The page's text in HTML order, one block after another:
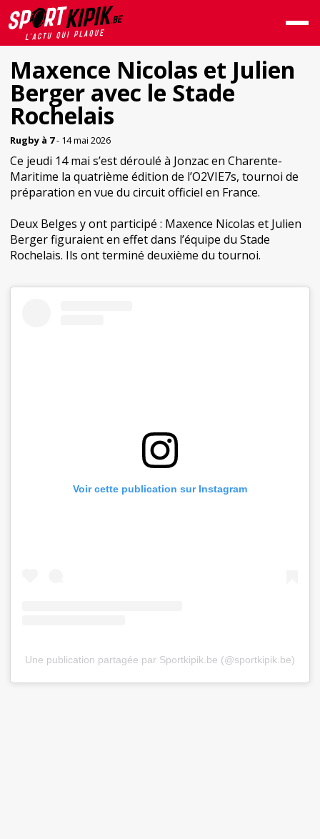
Maxence Nicolas et Julien
Berger avec le Stade
Rochelais
Rugby à 7- 14 mai 2026
Ce jeudi 14 mai s’est déroulé à Jonzac en Charente-
Maritime la quatrième édition de l’O2VIE7s, tournoi de
préparation en vue du circuit officiel en France.
Deux Belges y ont participé : Maxence Nicolas et Julien
Berger figuraient en effet dans l’équipe du Stade
Rochelais. Ils ont terminé deuxième du tournoi.
Voir cette publication sur Instagram
Une publication partagée par Sportkipik.be (@sportkipik.be)